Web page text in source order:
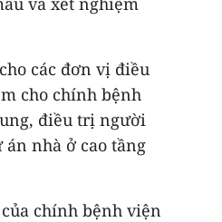
các đơn vị điều
cho chính bệnh
điều trị người
nhà ở cao tầng
chính bệnh viện